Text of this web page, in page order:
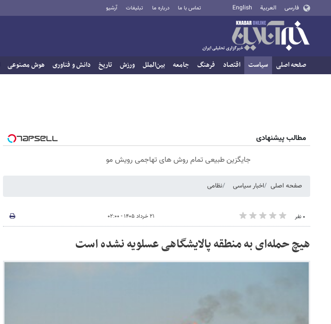
فارسی العربية English تماس با ما درباره ما تبلیغات آرشیو
صفحه اصلی سیاست اقتصاد فرهنگ جامعه بین‌الملل ورزش تاریخ دانش و فناوری هوش مصنوعی
مطالب پیشنهادی
جایگزین طبیعی تمام روش های تهاجمی رویش مو
صفحه اصلی اخبار سیاسی نظامی
۰ نفر ۲۱ خرداد ۱۴۰۵ - ۰۲:۰۰
هیچ حمله‌ای به منطقه پالایشگاهی عسلویه نشده است